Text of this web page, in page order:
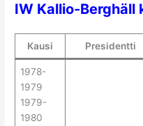
IW Kallio-
Kausi Presidentti
1978-
1979
1979-
1980